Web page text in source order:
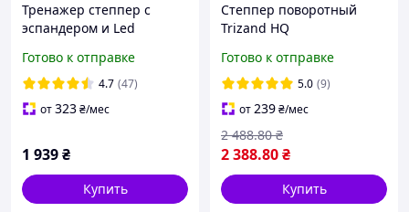
Тренажер степпер с
эспандером и Led
BodyStep
Готово к отправке
4.7 (47)
от323₴/мес
1 939₴
Купить
Степпер поворотный
Trizand HQ
Готово к отправке
5.0 (9)
от239₴/мес
2 388.80₴
2 488.80 ₴
Купить